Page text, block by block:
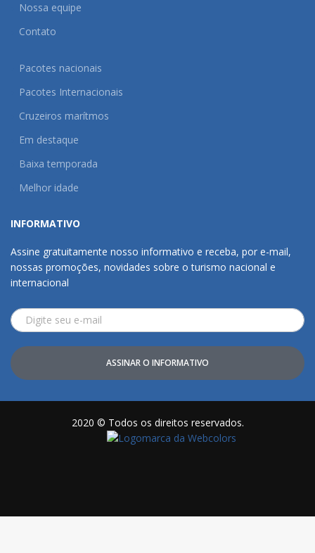
Nossa equipe
Contato
Pacotes nacionais
Pacotes Internacionais
Cruzeiros marítmos
Em destaque
Baixa temporada
Melhor idade
INFORMATIVO
Assine gratuitamente nosso informativo e receba, por e-mail,
nossas promoções, novidades sobre o turismo nacional e
internacional
ASSINAR O INFORMATIVO
2020 © Todos os direitos reservados.